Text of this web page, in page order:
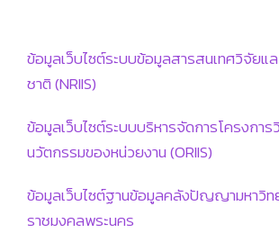
ข้อมูลเว็บไซต์ระบบข้อมูลสารสนเทศวิจัยแ
ชาติ (NRIIS)
ข้อมูลเว็บไซต์ระบบบริหารจัดการโครงการ
นวัตกรรมของหน่วยงาน (ORIIS)
ข้อมูลเว็บไซต์ฐานข้อมูลคลังปัญญามหาวิท
ราชมงคลพระนคร